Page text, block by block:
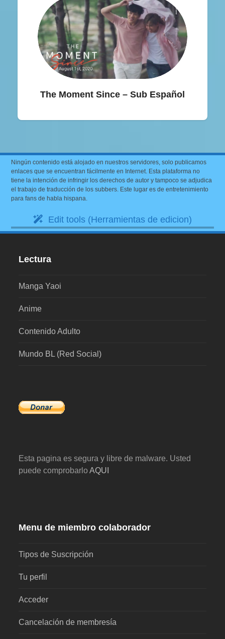
The Moment Since – Sub Español
Ningún contenido está alojado en nuestros servidores, solo publicamos
enlaces que se encuentran fácilmente en Internet. Esta plataforma no
tiene la intención de infringir los derechos de autor y tampoco se adjudica
el trabajo de traducción de los subbers. Este lugar es de entretenimiento
para fans de habla hispana.
Edit tools (Herramientas de edicion)
Lectura
Manga Yaoi
Anime
Contenido Adulto
Mundo BL (Red Social)
Esta pagina es segura y libre de malware. Usted
puede comprobarloAQUI
Menu de miembro colaborador
Tipos de Suscripción
Tu perfil
Acceder
Cancelación de membresía